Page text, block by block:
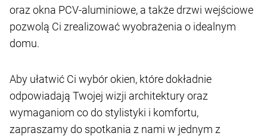
oraz okna PCV-aluminiowe, a także drzwi wejściowe
pozwolą Ci zrealizować wyobrażenia o idealnym
domu.
Aby ułatwić Ci wybór okien, które dokładnie
odpowiadają Twojej wizji architektury oraz
wymaganiom co do stylistyki i komfortu,
zapraszamy do spotkania z nami w jednym z